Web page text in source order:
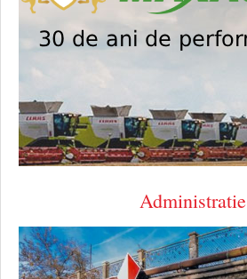
Administratie